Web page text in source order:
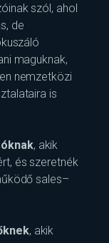
szól, ahol
de
maguknak,
nemzetközi
is
, akik
és szeretnék
sales–
, akik